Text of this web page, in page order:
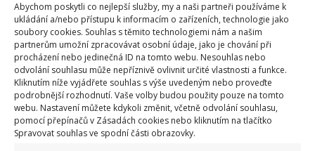
Abychom poskytli co nejlepší služby, my a naši partneři používáme k
ukládání a/nebo přístupu k informacím o zařízeních, technologie jako
soubory cookies. Souhlas s těmito technologiemi nám a našim
partnerům umožní zpracovávat osobní údaje, jako je chování při
procházení nebo jedinečná ID na tomto webu. Nesouhlas nebo
odvolání souhlasu může nepříznivě ovlivnit určité vlastnosti a funkce.
Kliknutím níže vyjádřete souhlas s výše uvedeným nebo proveďte
podrobnější rozhodnutí. Vaše volby budou použity pouze na tomto
webu. Nastavení můžete kdykoli změnit, včetně odvolání souhlasu,
pomocí přepínačů v Zásadách cookies nebo kliknutím na tlačítko
Spravovat souhlas ve spodní části obrazovky.